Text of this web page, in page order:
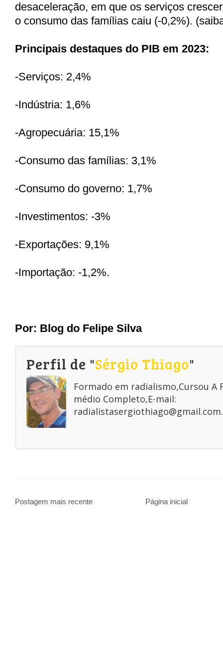
desaceleração, em que os serviços
o consumo das famílias caiu (-0,2%).
Principais destaques do PIB em 2023:
-Serviços: 2,4%
-Indústria: 1,6%
-Agropecuária: 15,1%
-Consumo das famílias: 3,1%
-Consumo do governo: 1,7%
-Investimentos: -3%
-Exportações: 9,1%
-Importação: -1,2%.
Por: Blog do Felipe Silva
Perfil de "Sérgio Thiago"
Formado em radialismo,Cursou A
médio Completo,E-mail:
radialistasergiothiago@gmail.com.
Postagem mais recente Página inicial